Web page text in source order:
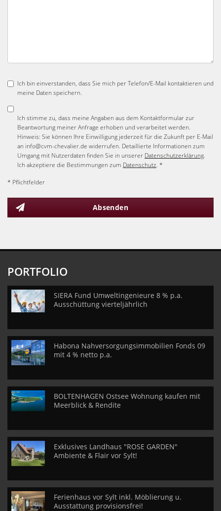
Ich bin einverstanden, dass Sie mich per Telefon/E-Mail kontaktieren und
meine Daten speichern.
Ich stimme zu, dass meine Angaben aus dem Kontaktformular zur
Beantwortung meiner Anfrage erhoben und verarbeitet werden.
Hinweis: Sie können Ihre Einwilligung jederzeit für die Zukunft per E-Mail
an info@cvm-chevalier.de widerrufen. Detaillierte Informationen zum
Umgang mit Nutzerdaten finden Sie in unserer Datenschutzerklärung.
Ich akzeptiere die Bestimmungen zum Datenschutz. *
* Pflichtfelder
Absenden
PORTFOLIO
SIERA Fund Umweltingenieure 8 % p.a.
Ausschüttung vierteljährlich
Habona Nahversorgungsimmobilien Fonds 09
mit 4 % netto p.a.
BOLTENHAGEN Ostsee Wohnung kaufen mit
Meerblick & Rendite
Exklusives Landhaus "ROSE GARDEN"
Ambiente & Flair vor Sylt!
Ferienhaus vor Sylt inkl. Möblierung u.
Ausstattung provisionsfrei!